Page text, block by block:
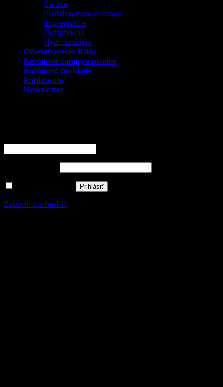
Čističe
Protišmyková ochrana
Impregnácia
Dezinfekcia
Hydroizolácia
Odvodňovacie žľaby
Betónové žumpy a pivnice
Betónové preklady
Prihlásenie
Newsletter
Prihlásiť
Zabudli ste heslo?